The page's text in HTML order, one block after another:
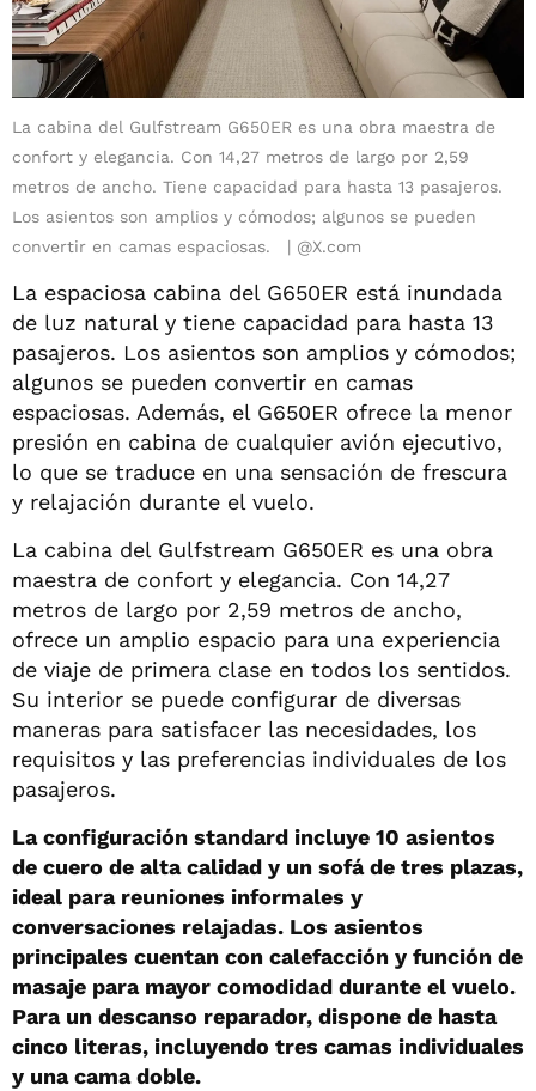
La cabina del Gulfstream G650ER es una obra maestra de
confort y elegancia. Con 14,27 metros de largo por 2,59
metros de ancho. Tiene capacidad para hasta 13 pasajeros.
Los asientos son amplios y cómodos; algunos se pueden
convertir en camas espaciosas.
@X.com
La espaciosa cabina del G650ER está inundada
de luz natural y tiene capacidad para hasta 13
pasajeros. Los asientos son amplios y cómodos;
algunos se pueden convertir en camas
espaciosas. Además, el G650ER ofrece la menor
presión en cabina de cualquier avión ejecutivo,
lo que se traduce en una sensación de frescura
y relajación durante el vuelo.
La cabina del Gulfstream G650ER es una obra
maestra de confort y elegancia. Con 14,27
metros de largo por 2,59 metros de ancho,
ofrece un amplio espacio para una experiencia
de viaje de primera clase en todos los sentidos.
Su interior se puede configurar de diversas
maneras para satisfacer las necesidades, los
requisitos y las preferencias individuales de los
pasajeros.
La configuración standard incluye 10 asientos
de cuero de alta calidad y un sofá de tres plazas,
ideal para reuniones informales y
conversaciones relajadas. Los asientos
principales cuentan con calefacción y función de
masaje para mayor comodidad durante el vuelo.
Para un descanso reparador, dispone de hasta
cinco literas, incluyendo tres camas individuales
y una cama doble.